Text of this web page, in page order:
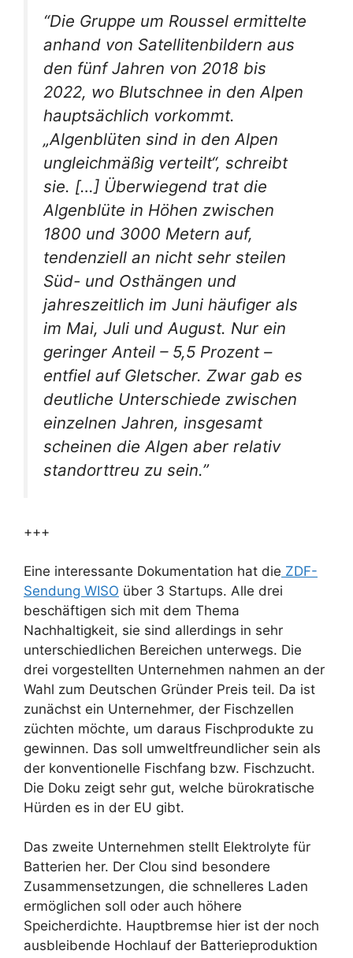
“Die Gruppe um Roussel ermittelte
anhand von Satellitenbildern aus
den fünf Jahren von 2018 bis
2022, wo Blutschnee in den Alpen
hauptsächlich vorkommt.
„Algenblüten sind in den Alpen
ungleichmäßig verteilt“, schreibt
sie. […] Überwiegend trat die
Algenblüte in Höhen zwischen
1800 und 3000 Metern auf,
tendenziell an nicht sehr steilen
Süd- und Osthängen und
jahreszeitlich im Juni häufiger als
im Mai, Juli und August. Nur ein
geringer Anteil – 5,5 Prozent –
entfiel auf Gletscher. Zwar gab es
deutliche Unterschiede zwischen
einzelnen Jahren, insgesamt
scheinen die Algen aber relativ
standorttreu zu sein.”
+++
Eine interessante Dokumentation hat die ZDF-
Sendung WISO über 3 Startups. Alle drei
beschäftigen sich mit dem Thema
Nachhaltigkeit, sie sind allerdings in sehr
unterschiedlichen Bereichen unterwegs. Die
drei vorgestellten Unternehmen nahmen an der
Wahl zum Deutschen Gründer Preis teil. Da ist
zunächst ein Unternehmer, der Fischzellen
züchten möchte, um daraus Fischprodukte zu
gewinnen. Das soll umweltfreundlicher sein als
der konventionelle Fischfang bzw. Fischzucht.
Die Doku zeigt sehr gut, welche bürokratische
Hürden es in der EU gibt.
Das zweite Unternehmen stellt Elektrolyte für
Batterien her. Der Clou sind besondere
Zusammensetzungen, die schnelleres Laden
ermöglichen soll oder auch höhere
Speicherdichte. Hauptbremse hier ist der noch
ausbleibende Hochlauf der Batterieproduktion